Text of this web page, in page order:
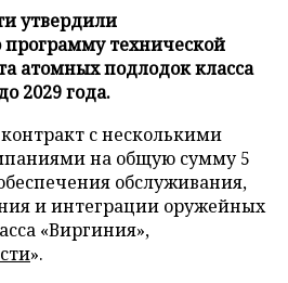
утвердили
технической
атомных подлодок класса
2029 года.
с несколькими
на общую сумму 5
обслуживания,
и интеграции оружейных
«Виргиния»,
».